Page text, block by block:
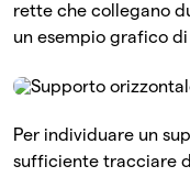
rette che collegano
un esempio grafico
Per individuare un
sufficiente tracciare